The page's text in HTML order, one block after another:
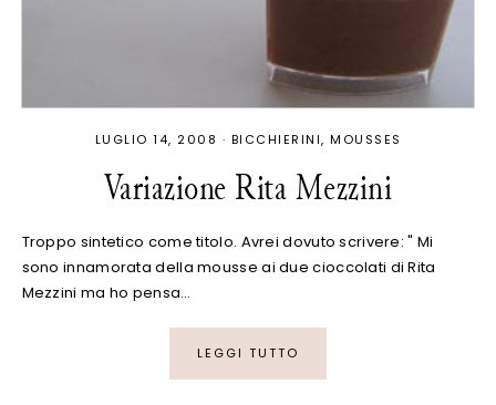
LUGLIO 14, 2008 · BICCHIERINI MOUSSES
Variazione Rita Mezzini
Troppo sintetico come titolo. Avrei dovuto scrivere: " Mi
sono innamorata della mousse ai due cioccolati di Rita
Mezzini ma ho pensa…
LEGGI TUTTO